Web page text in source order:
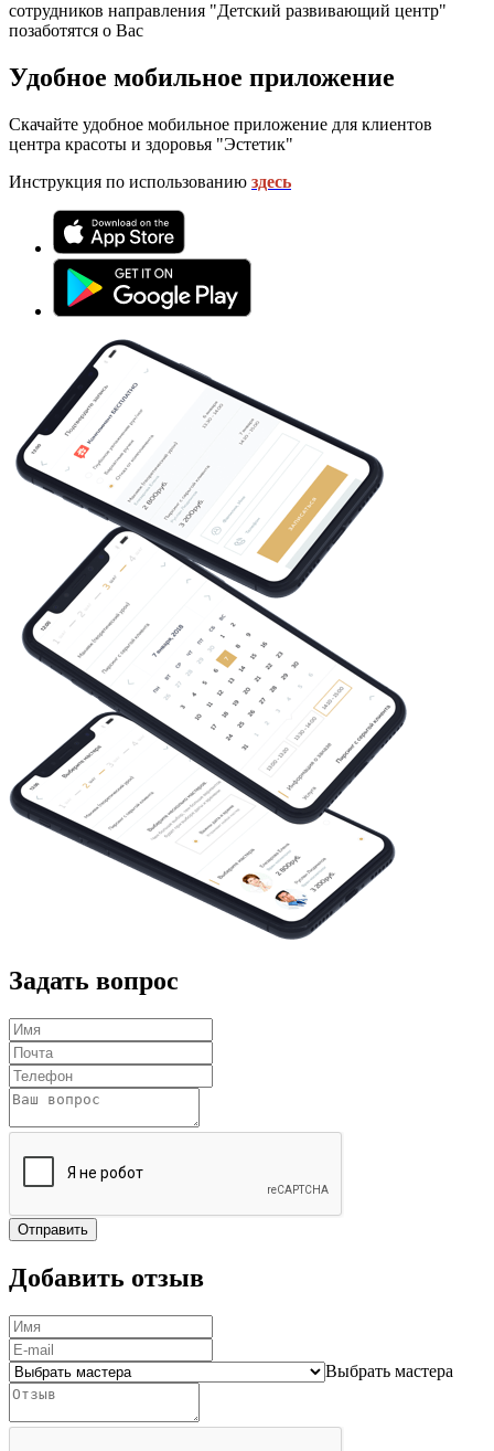
сотрудников направления "Детский развивающий центр"
позаботятся о Вас
Удобное мобильное приложение
Скачайте удобное мобильное приложение для клиентов
центра красоты и здоровья "Эстетик"
Инструкция по использованию здесь
Задать вопрос
Отправить
Добавить отзыв
Выбрать мастера